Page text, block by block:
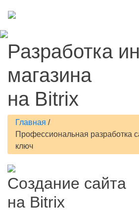
Разработка
магазина
на Bitrix
Главная /
Профессиональная разработка
ключ
Создание сайта
на Bitrix